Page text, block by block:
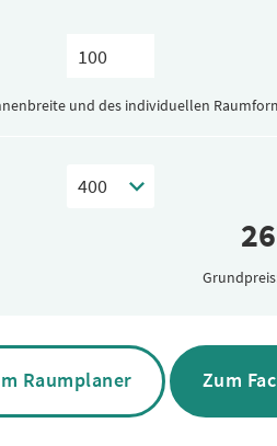
und des individuellen
Raumplaner Zum